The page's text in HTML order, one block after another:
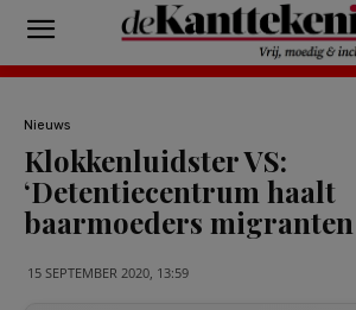
Nieuws
Klokkenluidster VS:
‘Detentiecentrum haalt
baarmoeders migranten
15 SEPTEMBER 2020, 13:59